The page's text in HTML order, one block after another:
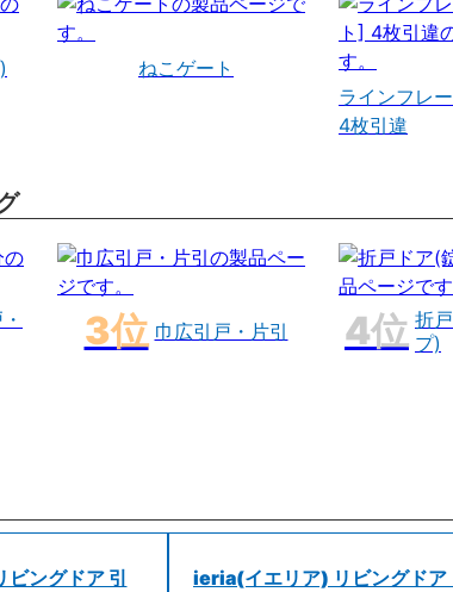
ねこゲート
ラインフレ
4枚引違
巾広引戸・片引
折
プ)
ングドア 引
ieria(イエリア) リビングドア